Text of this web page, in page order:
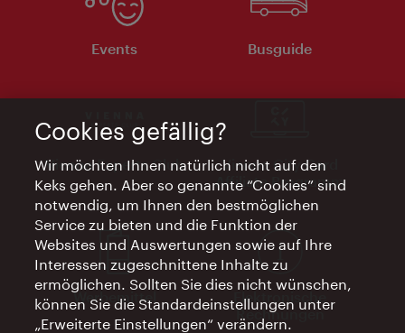
Events Busguide
Vienna Experts Club
Vienna City Card
Affiliate Programm
Werbemittel
Elektronische
Rechnungen
Cookies gefällig?
Wir möchten Ihnen natürlich nicht auf den
Keks gehen. Aber so genannte “Cookies” sind
notwendig, um Ihnen den bestmöglichen
Service zu bieten und die Funktion der
Websites und Auswertungen sowie auf Ihre
Interessen zugeschnittene Inhalte zu
ermöglichen. Sollten Sie dies nicht wünschen,
können Sie die Standardeinstellungen unter
„Erweiterte Einstellungen“ verändern.